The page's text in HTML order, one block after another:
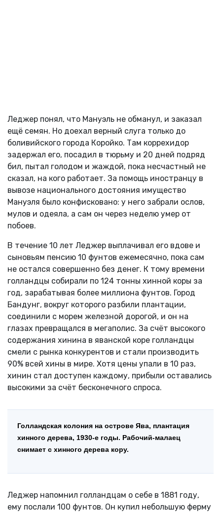
Леджер понял, что Мануэль не обманул, и заказал
ещё семян. Но доехал верный слуга только до
боливийского города Коройко. Там коррехидор
задержал его, посадил в тюрьму и 20 дней подряд
бил, пытал голодом и жаждой, пока несчастный не
сказал, на кого работает. За помощь иностранцу в
вывозе национального достояния имущество
Мануэля было конфисковано: у него забрали ослов,
мулов и одеяла, а сам он через неделю умер от
побоев.
В течение 10 лет Леджер выплачивал его вдове и
сыновьям пенсию 10 фунтов ежемесячно, пока сам
не остался совершенно без денег. К тому времени
голландцы собирали по 124 тонны хинной коры за
год, зарабатывая более миллиона фунтов. Город
Бандунг, вокруг которого разбили плантации,
соединили с морем железной дорогой, и он на
глазах превращался в мегаполис. За счёт высокого
содержания хинина в яванской коре голландцы
смели с рынка конкурентов и стали производить
90% всей хины в мире. Хотя цены упали в 10 раз,
хинин стал доступен каждому, прибыли оставались
высокими за счёт бесконечного спроса.
Голландская колония на острове Ява, плантация
хинного дерева, 1930-е годы. Рабочий-малаец
снимает с хинного дерева кору.
Леджер напомнил голландцам о себе в 1881 году,
ему послали 100 фунтов. Он купил небольшую ферму